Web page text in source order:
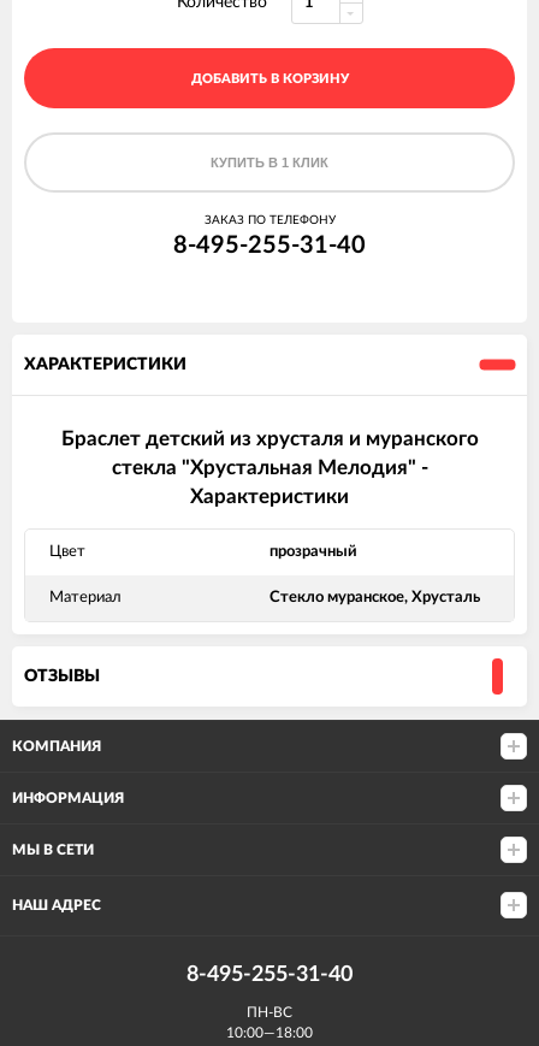
ДОБАВИТЬ В КОРЗИНУ
КУПИТЬ В 1 КЛИК
ЗАКАЗ ПО ТЕЛЕФОНУ
8-495-255-31-40
ХАРАКТЕРИСТИКИ
Браслет детский из хрусталя и муранского
стекла "Хрустальная Мелодия" -
Характеристики
Цвет прозрачный
Материал Стекло муранское, Хрусталь
ОТЗЫВЫ
КОМПАНИЯ
ИНФОРМАЦИЯ
МЫ В СЕТИ
НАШ АДРЕС
8-495-255-31-40
ПН-ВС
10:00—18:00